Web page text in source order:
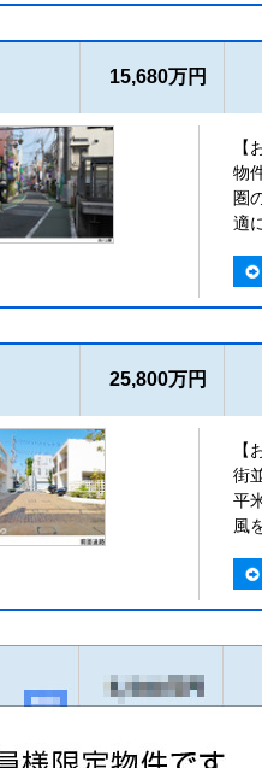
15,680万円
物
圏
適
25,800万円
街
平
風